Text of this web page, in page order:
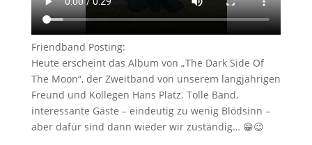
Friendband Posting:
Heute erscheint das Album von „The Dark Side Of
The Moon“, der Zweitband von unserem langjährigen
Freund und Kollegen Hans Platz. Tolle Band,
interessante Gäste – eindeutig zu wenig Blödsinn –
aber dafür sind dann wieder wir zuständig… 😁😉